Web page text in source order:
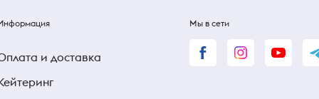
и доставка
Мы в сети